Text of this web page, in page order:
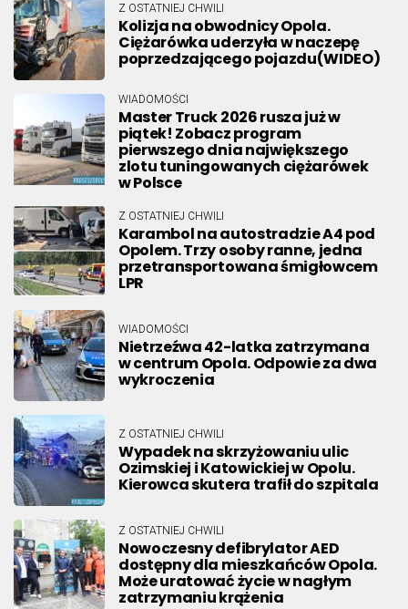
Z OSTATNIEJ CHWILI
Kolizja na obwodnicy Opola.
Ciężarówka uderzyła w naczepę
poprzedzającego pojazdu(WIDEO)
WIADOMOŚCI
Master Truck 2026 rusza już w
piątek! Zobacz program
pierwszego dnia największego
zlotu tuningowanych ciężarówek
w Polsce
Z OSTATNIEJ CHWILI
Karambol na autostradzie A4 pod
Opolem. Trzy osoby ranne, jedna
przetransportowana śmigłowcem
LPR
WIADOMOŚCI
Nietrzeźwa 42-latka zatrzymana
w centrum Opola. Odpowie za dwa
wykroczenia
Z OSTATNIEJ CHWILI
Wypadek na skrzyżowaniu ulic
Ozimskiej i Katowickiej w Opolu.
Kierowca skutera trafił do szpitala
Z OSTATNIEJ CHWILI
Nowoczesny defibrylator AED
dostępny dla mieszkańców Opola.
Może uratować życie w nagłym
zatrzymaniu krążenia